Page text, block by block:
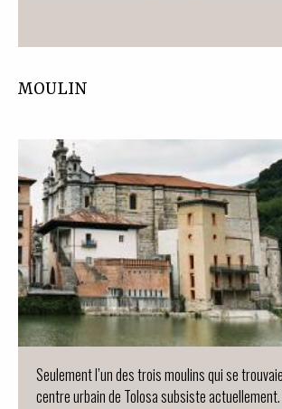
MOULIN
Seulement l’un des trois moulins qui se
centre urbain de Tolosa subsiste actuellement.